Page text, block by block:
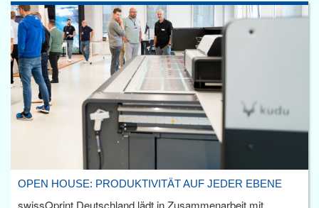
OPEN HOUSE: PRODUKTIVITÄT AUF JEDER EBENE
swissQprint Deutschland lädt in Zusammenarbeit mit